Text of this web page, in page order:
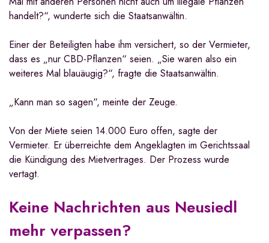
handelt?“, wunderte sich die Staatsanwältin.
Einer der Beteiligten habe ihm versichert, so der Vermieter,
dass es „nur CBD-Pflanzen“ seien. „Sie waren also ein
weiteres Mal blauäugig?“, fragte die Staatsanwältin.
„Kann man so sagen“, meinte der Zeuge.
Von der Miete seien 14.000 Euro offen, sagte der
Vermieter. Er überreichte dem Angeklagten im Gerichtssaal
die Kündigung des Mietvertrages. Der Prozess wurde
vertagt.
Keine Nachrichten aus Neusiedl
mehr verpassen?